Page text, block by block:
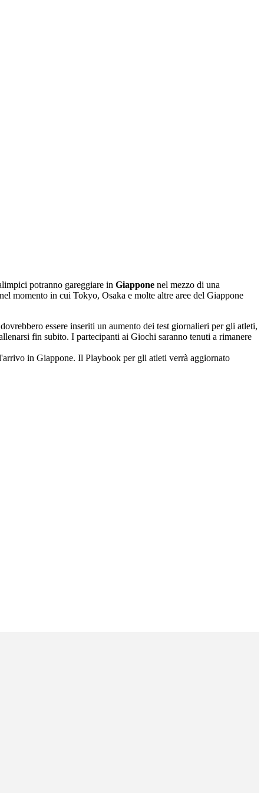
potranno gareggiare in Giappone nel mezzo di una
momento in cui Tokyo, Osaka e molte altre aree del Giappone
essere inseriti un aumento dei test giornalieri per gli atleti,
fin subito. I partecipanti ai Giochi saranno tenuti a rimanere
in Giappone. Il Playbook per gli atleti verrà aggiornato